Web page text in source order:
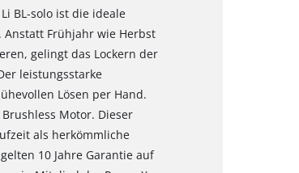
BL-solo ist die ideale
Anstatt Frühjahr wie Herbst
gelingt das Lockern der
leistungsstarke
Lösen per Hand.
Motor. Dieser
als herkömmliche
10 Jahre Garantie auf